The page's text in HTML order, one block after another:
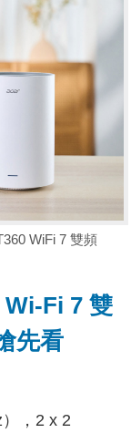
WiFi 7 雙頻
Fi 7 雙
先看
，2 x 2